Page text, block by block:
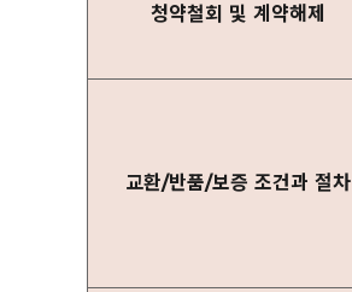
청약철회 및 계약해제
교환/반품/보증 조건과 절차